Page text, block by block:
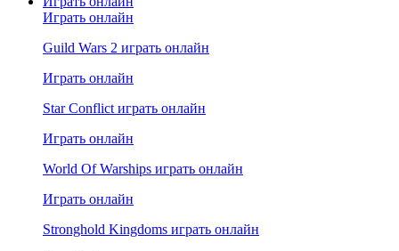
Играть онлайн
Guild Wars 2 играть онлайн
Играть онлайн
Star Conflict играть онлайн
Играть онлайн
World Of Warships играть онлайн
Играть онлайн
Stronghold Kingdoms играть онлайн